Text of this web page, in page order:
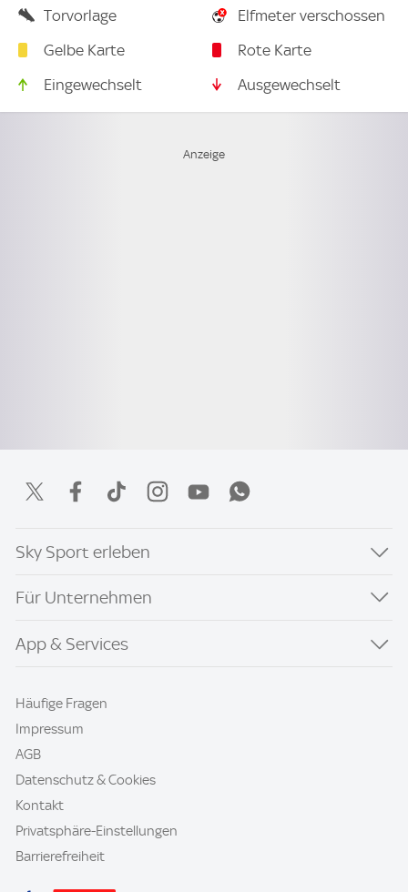
Torvorlage
Elfmeter verschossen
Gelbe Karte
Rote Karte
Eingewechselt
Ausgewechselt
Sky Sport erleben
Für Unternehmen
App & Services
Häufige Fragen
Impressum
AGB
Datenschutz & Cookies
Kontakt
Privatsphäre-Einstellungen
Barrierefreiheit